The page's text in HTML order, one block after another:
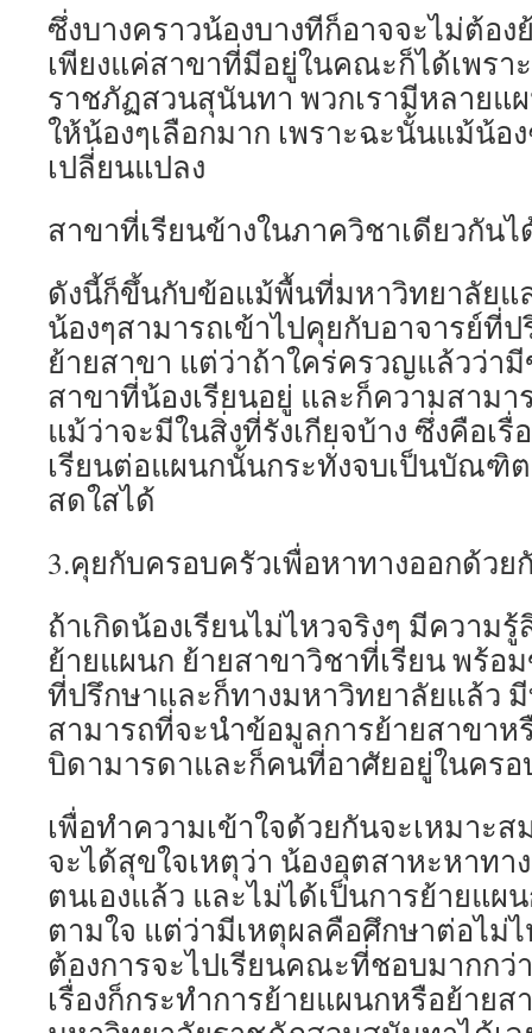
ซึ่งบางคราวน้องบางทีก็อาจจะไม่ต้อ
เพียงแค่สาขาที่มีอยู่ในคณะก็ได้เพรา
ราชภัฏสวนสุนันทา พวกเรามีหลายแ
ให้น้องๆเลือกมาก เพราะฉะนั้นแม้น้อง
เปลี่ยนแปลง
สาขาที่เรียนข้างในภาควิชาเดียวกันไ
ดังนี้ก็ขึ้นกับข้อแม้พื้นที่มหาวิทยาลัย
น้องๆสามารถเข้าไปคุยกับอาจารย์ที่
ย้ายสาขา แต่ว่าถ้าใคร่ครวญแล้วว่า
สาขาที่น้องเรียนอยู่ และก็ความสามา
แม้ว่าจะมีในสิ่งที่รังเกียจบ้าง ซึ่งคือเ
เรียนต่อแผนกนั้นกระทั่งจบเป็นบัณฑิ
สดใสได้
3.คุยกับครอบครัวเพื่อหาทางออกด้ว
ถ้าเกิดน้องเรียนไม่ไหวจริงๆ มีความ
ย้ายแผนก ย้ายสาขาวิชาที่เรียน พร้อ
ที่ปรึกษาและก็ทางมหาวิทยาลัยแล้ว
สามารถที่จะนำข้อมูลการย้ายสาขา
บิดามารดาและก็คนที่อาศัยอยู่ในครอ
เพื่อทำความเข้าใจด้วยกันจะเหมาะ
จะได้สุขใจเหตุว่า น้องอุตสาหะหาท
ตนเองแล้ว และไม่ได้เป็นการย้ายแผ
ตามใจ แต่ว่ามีเหตุผลคือศึกษาต่อไม่ไ
ต้องการจะไปเรียนคณะที่ชอบมากกว่
เรื่องก็กระทำการย้ายแผนกหรือย้ายส